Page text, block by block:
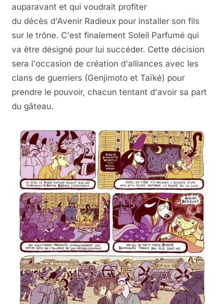
auparavant et qui voudrait profiter
du décès d'Avenir Radieux pour installer son fils
sur le trône. C'est finalement Soleil Parfumé qui
va être désigné pour lui succéder. Cette décision
sera l'occasion de création d'alliances avec les
clans de guerriers (Genjimoto et Taïké) pour
prendre le pouvoir, chacun tentant d'avoir sa part
du gâteau.